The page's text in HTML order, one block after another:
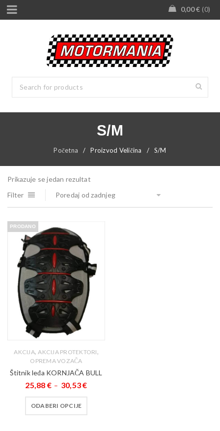
0,00€ 0
S/M
Početna / Proizvod Veličina / S/M
Prikazuje se jedan rezultat
Filter
Poredaj od zadnjeg
PRODANO
AKCIJA, AKCIJA PROTEKTORI,
OPREMA VOZAČA
Štitnik leđa KORNJAČA BULL
25,88 € – 30,53€
ODABERI OPCIJE